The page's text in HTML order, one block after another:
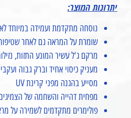
יתרונות המוצר:
נוסחה מתקדמת ועמידה במיוחד
שומרת על המראה גם לאחר
מרקם ג'ל עשיר המונע התזות,
מעניק כיסוי אחיד וברק גבוה ועקבי
מסייע בהגנה מפני קרינת UV
מפחית דהייה והשחמה של
פולימרים מתקדמים לשמירה על